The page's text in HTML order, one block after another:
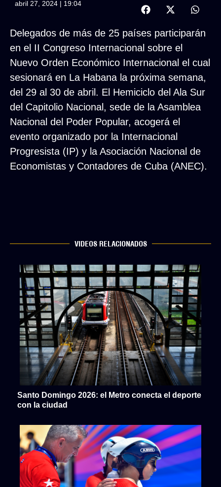
abril 27, 2024 | 19:04
Delegados de más de 25 países participarán
en el II Congreso Internacional sobre el
Nuevo Orden Económico Internacional el cual
sesionará en La Habana la próxima semana,
del 29 al 30 de abril. El Hemiciclo del Ala Sur
del Capitolio Nacional, sede de la Asamblea
Nacional del Poder Popular, acogerá el
evento organizado por la Internacional
Progresista (IP) y la Asociación Nacional de
Economistas y Contadores de Cuba (ANEC).
VIDEOS RELACIONADOS
Santo Domingo 2026: el Metro conecta el deporte
con la ciudad